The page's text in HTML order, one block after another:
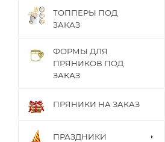
ТОППЕРЫ ПОД
ЗАКАЗ
ФОРМЫ ДЛЯ
ПРЯНИКОВ ПОД
ЗАКАЗ
ПРЯНИКИ НА ЗАКАЗ
ПРАЗДНИКИ